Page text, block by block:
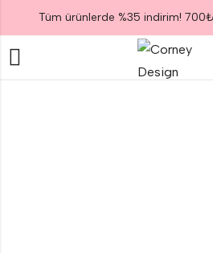
Tüm ürünlerde %35 indirim!